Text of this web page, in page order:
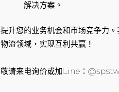
解决方案。
提升您的业务机会和市场竞争力
物流领域，实现互利共赢！
敬请来电询价或加Line：